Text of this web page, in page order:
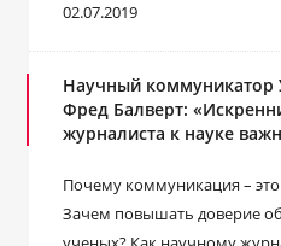
02.07.2019
Научный коммуникатор
Фред Балверт:
журналиста к науке
Почему коммуникация –
Зачем повышать доверие